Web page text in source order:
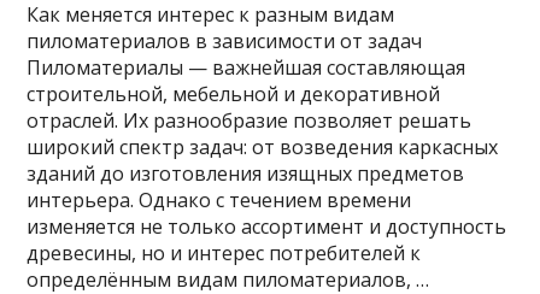
Как меняется интерес к разным видам
пиломатериалов в зависимости от задач
Пиломатериалы — важнейшая составляющая
строительной, мебельной и декоративной
отраслей. Их разнообразие позволяет решать
широкий спектр задач: от возведения каркасных
зданий до изготовления изящных предметов
интерьера. Однако с течением времени
изменяется не только ассортимент и доступность
древесины, но и интерес потребителей к
определённым видам пиломатериалов, …